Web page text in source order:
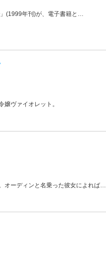
(1999年刊)が、電子書籍と …
ヴァイオレット。
オーディンと名乗った彼女によれば…